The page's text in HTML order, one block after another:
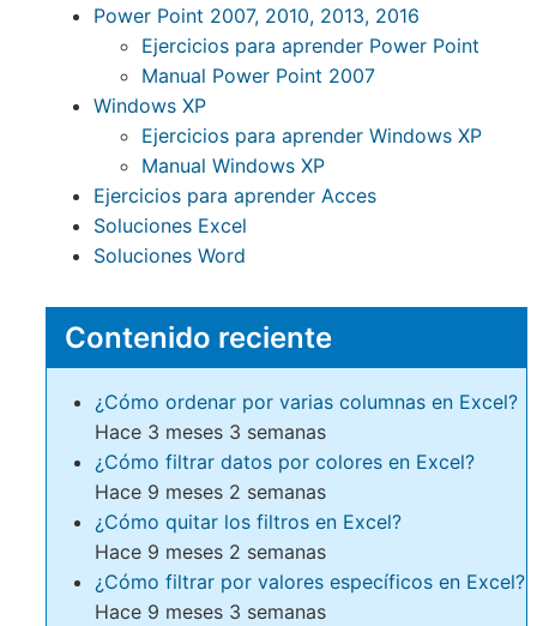
Power Point 2007, 2010, 2013, 2016
Ejercicios para aprender Power Point
Manual Power Point 2007
Windows XP
Ejercicios para aprender Windows XP
Manual Windows XP
Ejercicios para aprender Acces
Soluciones Excel
Soluciones Word
Contenido reciente
¿Cómo ordenar por varias columnas en Excel?
Hace 3 meses 3 semanas
¿Cómo filtrar datos por colores en Excel?
Hace 9 meses 2 semanas
¿Cómo quitar los filtros en Excel?
Hace 9 meses 2 semanas
¿Cómo filtrar por valores específicos en Excel?
Hace 9 meses 3 semanas